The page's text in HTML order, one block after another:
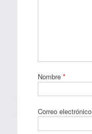
Nombre *
Correo electrónico